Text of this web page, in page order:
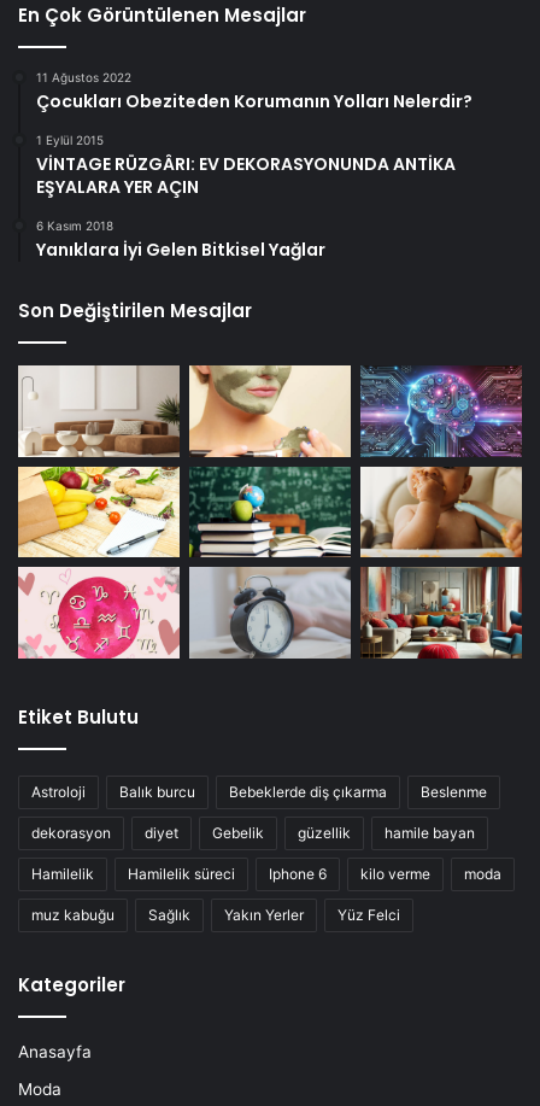
En Çok Görüntülenen Mesajlar
11 Ağustos 2022
Çocukları Obeziteden Korumanın Yolları Nelerdir?
1 Eylül 2015
VİNTAGE RÜZGÂRI: EV DEKORASYONUNDA ANTİKA
EŞYALARA YER AÇIN
6 Kasım 2018
Yanıklara İyi Gelen Bitkisel Yağlar
Son Değiştirilen Mesajlar
Etiket Bulutu
Astroloji Balık burcu Bebeklerde diş çıkarma Beslenme
dekorasyon diyet Gebelik güzellik hamile bayan
Hamilelik Hamilelik süreci Iphone 6 kilo verme moda
muz kabuğu Sağlık Yakın Yerler Yüz Felci
Kategoriler
Anasayfa
Moda